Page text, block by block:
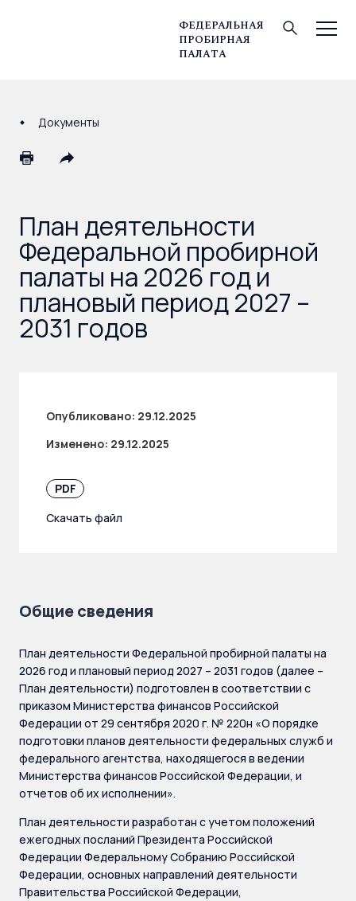
ФЕДЕРАЛЬНАЯ
ПРОБИРНАЯ
ПАЛАТА
© Федеральная пробирная палата, 2026
Документы
План деятельности
Федеральной пробирной
палаты на 2026 год и
плановый период 2027 –
2031 годов
Опубликовано: 29.12.2025
Изменено: 29.12.2025
PDF
Скачать файл
Общие сведения
План деятельности Федеральной пробирной палаты на
2026 год и плановый период 2027 – 2031 годов (далее –
План деятельности) подготовлен в соответствии с
приказом Министерства финансов Российской
Федерации от 29 сентября 2020 г. № 220н «О порядке
подготовки планов деятельности федеральных служб и
федерального агентства, находящегося в ведении
Министерства финансов Российской Федерации, и
отчетов об их исполнении».
План деятельности разработан с учетом положений
ежегодных посланий Президента Российской
Федерации Федеральному Собранию Российской
Федерации, основных направлений деятельности
Правительства Российской Федерации,